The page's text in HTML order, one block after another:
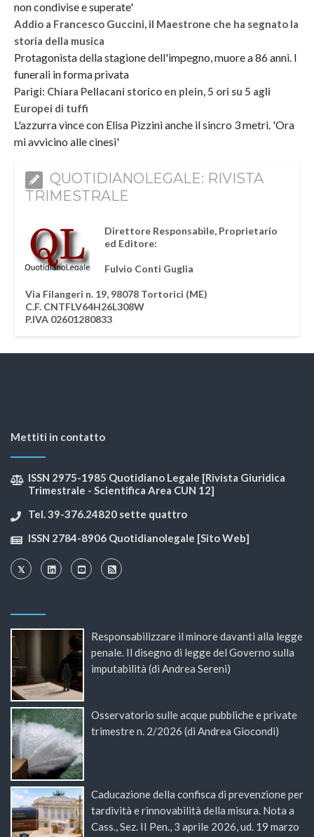
non condivise e superate'
Addio a Francesco Guccini, il Maestrone che ha segnato la
storia della musica
Protagonista della stagione dell'impegno, muore a 86 anni. I
funerali in forma privata
Parigi: Chiara Pellacani storico en plein, 5 ori su 5 agli
Europei di tuffi
L'azzurra vince con Elisa Pizzini anche il sincro 3 metri. 'Ora
mi avvicino alle cinesi'
QUOTIDIANOLEGALE: RIVISTA
TRIMESTRALE
Direttore Responsabile, Proprietario
ed Editore:
Fulvio Conti Guglia
Via Filangeri n. 19, 98078 Tortorici (ME)
C.F. CNTFLV64H26L308W
P.IVA 02601280833
Mettiti in contatto
ISSN 2975-1985 Quotidiano Legale [Rivista Giuridica
Trimestrale - Scientifica Area CUN 12]
Tel. 39-376.24820 sette quattro
ISSN 2784-8906 Quotidianolegale [Sito Web]
Responsabilizzare il minore davanti alla legge
penale. Il disegno di legge del Governo sulla
imputabilità (di Andrea Sereni)
Osservatorio sulle acque pubbliche e private
trimestre n. 2/2026 (di Andrea Giocondi)
Caducazione della confisca di prevenzione per
tardività e rinnovabilità della misura. Nota a
Cass., Sez. II Pen., 3 aprile 2026, ud. 19 marzo